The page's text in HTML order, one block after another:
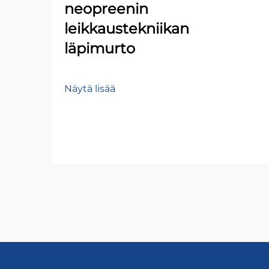
neopreenin
leikkaustekniikan
läpimurto
Näytä lisää